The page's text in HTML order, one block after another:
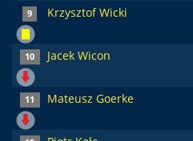
9 Krzysztof Wicki
10 Jacek Wicon
11 Mateusz Goerke